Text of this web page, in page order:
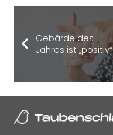
Gebärde des
Jahres ist „positiv“